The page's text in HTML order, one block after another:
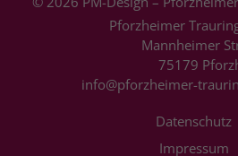
Pforzheimer
Mannheimer
75179
info@pforzheimer-
Datenschutz
Impressum